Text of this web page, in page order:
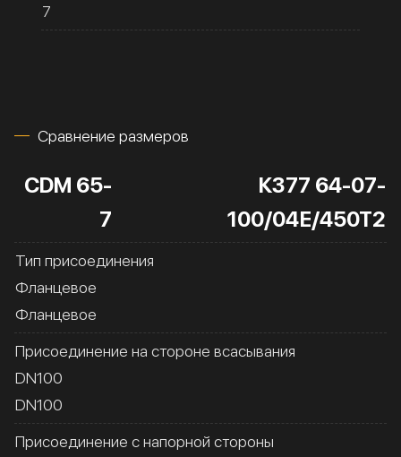
7
Сравнение размеров
CDM 65-
7
К377 64-07-
100/04Е/450Т2
Тип присоединения
Фланцевое
Фланцевое
Присоединение на стороне всасывания
DN100
DN100
Присоединение с напорной стороны